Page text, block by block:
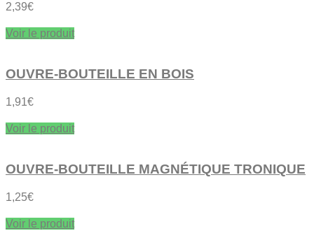
2,39€
Voir le produit
OUVRE-BOUTEILLE EN BOIS
1,91€
Voir le produit
OUVRE-BOUTEILLE MAGNÉTIQUE TRONIQUE
1,25€
Voir le produit